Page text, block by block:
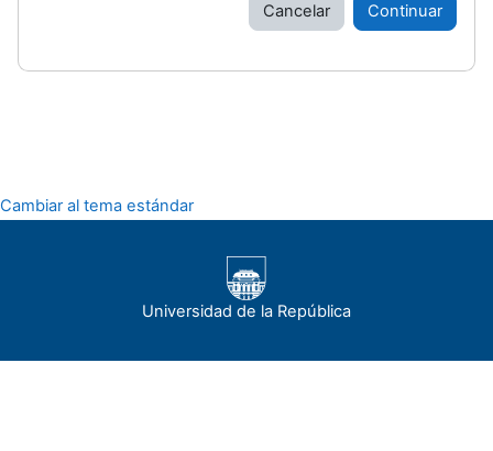
Cancelar Continuar
Cambiar al tema estándar
Universidad de la República